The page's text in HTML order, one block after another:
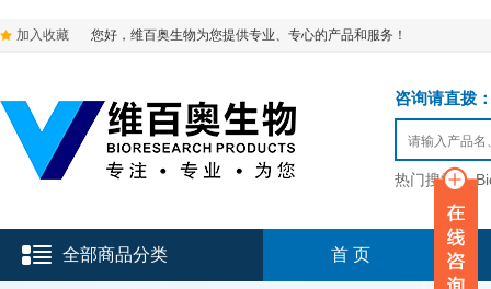
加入收藏 您好，维百奥生物为您提供专业、专心的产品和服务！
咨询请直拨
热门搜索：
全部商品分类 首 页